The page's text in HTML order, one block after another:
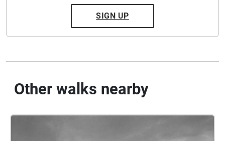
SIGN UP
Other walks nearby